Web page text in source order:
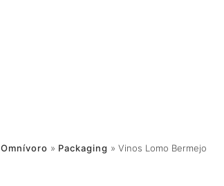
Omnívoro » Packaging » Vinos Lomo Bermejo